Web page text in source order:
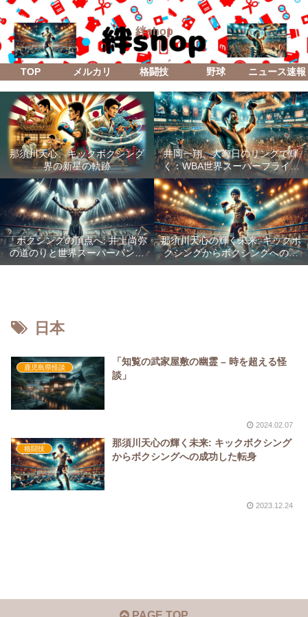
絆shop
TOP メルカリ 格闘技 野球 ニュース速報
那須川天心、キックボクシング
界の新星の軌跡
井岡一翔、大晦日のリングで輝
く：WBA世界スーパーフライ級
防衛戦「Lifetime Boxing Fights
18」
「ボクシングの頂点へ: 井上尚弥
の道のりと世界スーパーバンタ
ム級統一戦の全貌」
那須川天心の輝く未来: キックボ
クシングからボクシングへの成
功した転身
日本
鹿児島県怪談
「知覧の武家屋敷の幽霊 – 時を超える怪
談」
2024.02.07
格闘技
那須川天心の輝く未来: キックボクシング
からボクシングへの成功した転身
2023.12.24